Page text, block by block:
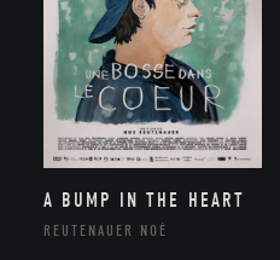
A BUMP IN THE HEART
REUTENAUER NOÉ